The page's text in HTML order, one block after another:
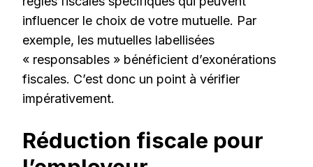
influencer le choix de votre mutuelle. Par
exemple, les mutuelles labellisées
« responsables » bénéficient d’exonérations
fiscales. C’est donc un point à vérifier
impérativement.
Réduction fiscale pour